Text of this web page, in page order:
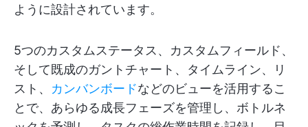
ように設計されています。
5つのカスタムステータス、カスタムフィールド、
そして既成のガントチャート、タイムライン、リ
スト、 カンバンボードなどのビューを活用するこ
とで、あらゆる成長フェーズを管理し、ボトルネ